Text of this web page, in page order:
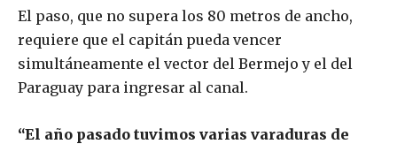
El paso, que no supera los 80 metros de ancho,
requiere que el capitán pueda vencer
simultáneamente el vector del Bermejo y el del
Paraguay para ingresar al canal.
“El año pasado tuvimos varias varaduras de